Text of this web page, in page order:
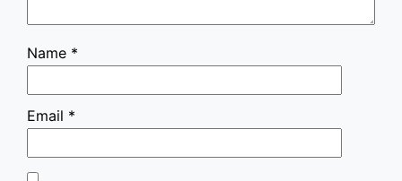
Name *
Email *